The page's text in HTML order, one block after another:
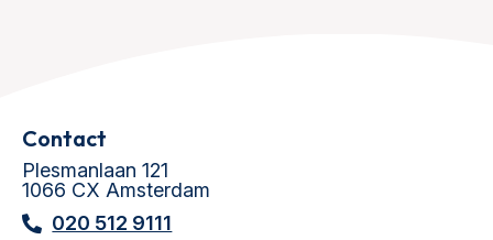
Contact
Plesmanlaan 121
1066 CX Amsterdam
020 512 9111